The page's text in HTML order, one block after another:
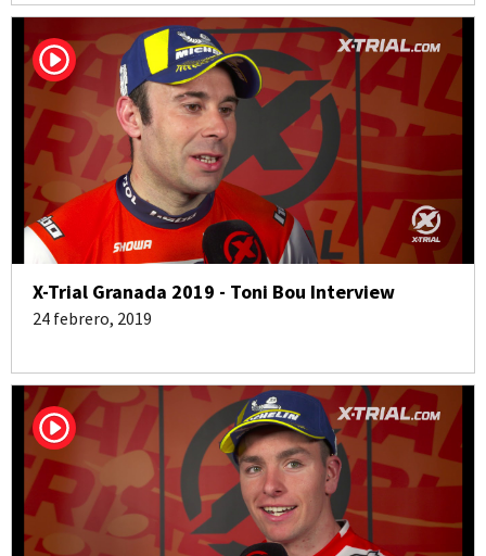
X-Trial Granada 2019 - Toni Bou Interview
24 febrero, 2019